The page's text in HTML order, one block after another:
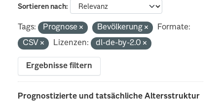
Sortieren nach
Tags: Prognose Bevölkerung
Formate:
CSV
Lizenzen: dl-de-by-2.0
Ergebnisse filtern
Prognostizierte und tatsächliche Altersstruktur